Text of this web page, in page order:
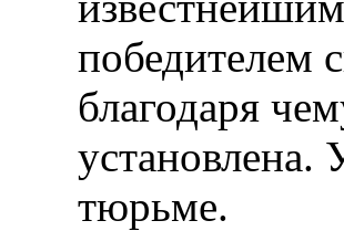
победителем
благодаря
установлена.
тюрьме.